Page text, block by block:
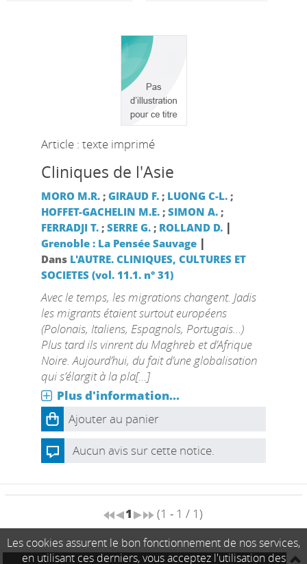
Article : texte imprimé
Cliniques de l'Asie
MORO M.R.; GIRAUD F.; LUONG C-L.;
HOFFET-GACHELIN M.E.; SIMON A.;
FERRADJI T.; SERRE G.; ROLLAND D. |
Grenoble : La Pensée Sauvage|
Dans L'AUTRE. CLINIQUES, CULTURES ET
SOCIETES (vol. 11.1. n° 31)
Avec le temps, les migrations changent. Jadis
les migrants étaient surtout européens
(Polonais, Italiens, Espagnols, Portugais…)
Plus tard ils vinrent du Maghreb et d’Afrique
Noire. Aujourd’hui, du fait d’une globalisation
qui s’élargit à la pla[...]
Plus d'information...
Ajouter au panier
Aucun avis sur cette notice.
1 (1 - 1 / 1)
Les cookies assurent le bon fonctionnement de nos services,
en utilisant ces derniers, vous acceptez l'utilisation des